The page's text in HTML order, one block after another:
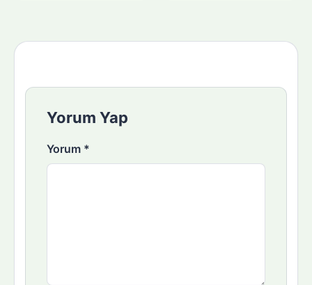
Yorum Yap
Yorum *